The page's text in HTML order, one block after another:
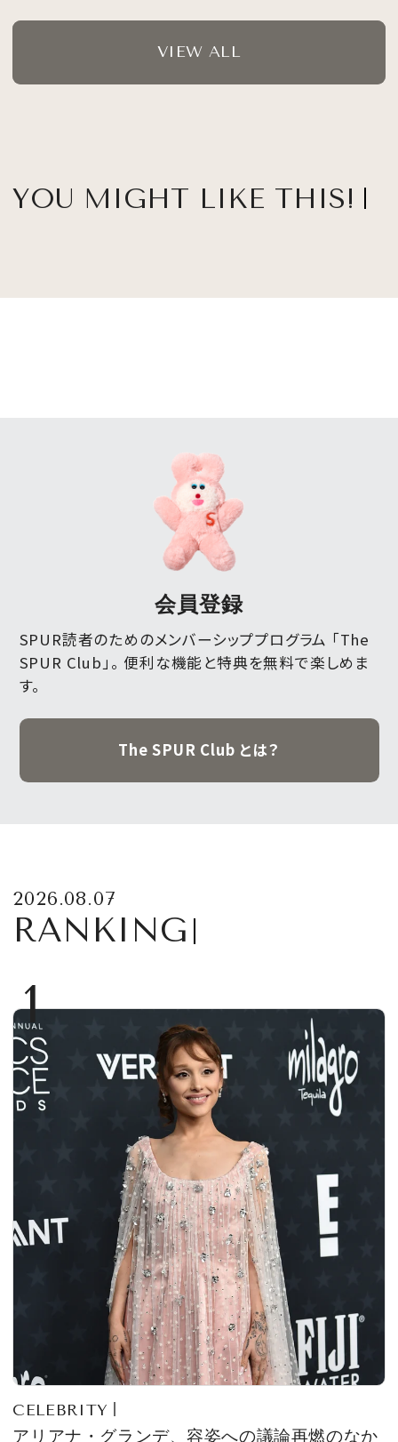
VIEW ALL
YOU MIGHT LIKE THIS!
会員登録
SPUR読者のためのメンバーシッププログラム 「The
SPUR Club」。 便利な機能と特典を無料で楽しめま
す。
The SPUR Club とは？
2026.08.07
RANKING
1
CELEBRITY
アリアナ・グランデ、容姿への議論再燃のなか